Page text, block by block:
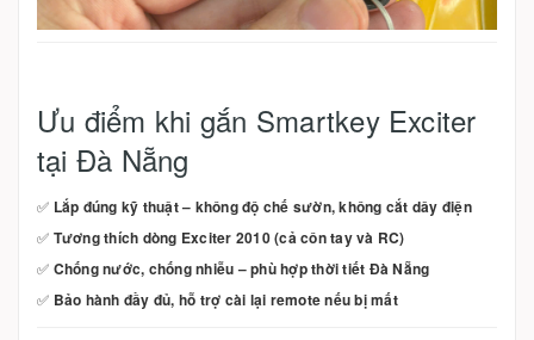
Ưu điểm khi gắn Smartkey Exciter
tại Đà Nẵng
✅ Lắp đúng kỹ thuật – không độ chế sườn, không cắt dây điện
✅ Tương thích dòng Exciter 2010 (cả côn tay và RC)
✅ Chống nước, chống nhiễu – phù hợp thời tiết Đà Nẵng
✅ Bảo hành đầy đủ, hỗ trợ cài lại remote nếu bị mất